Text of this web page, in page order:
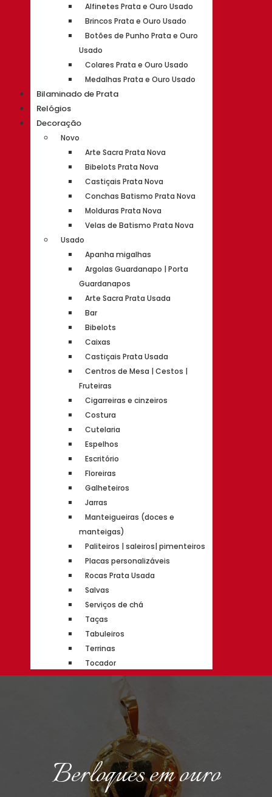
Alfinetes Prata e Ouro Usado
Brincos Prata e Ouro Usado
Botões de Punho Prata e Ouro
Usado
Colares Prata e Ouro Usado
Medalhas Prata e Ouro Usado
Bilaminado de Prata
Relógios
Decoração
Novo
Arte Sacra Prata Nova
Bibelots Prata Nova
Castiçais Prata Nova
Conchas Batismo Prata Nova
Molduras Prata Nova
Velas de Batismo Prata Nova
Usado
Apanha migalhas
Argolas Guardanapo | Porta
Guardanapos
Arte Sacra Prata Usada
Bar
Bibelots
Caixas
Castiçais Prata Usada
Centros de Mesa | Cestos |
Fruteiras
Cigarreiras e cinzeiros
Costura
Cutelaria
Espelhos
Escritório
Floreiras
Galheteiros
Jarras
Manteigueiras (doces e
manteigas)
Paliteiros | saleiros| pimenteiros
Placas personalizáveis
Rocas Prata Usada
Salvas
Serviços de chá
Taças
Tabuleiros
Terrinas
Tocador
Berloques em ouro